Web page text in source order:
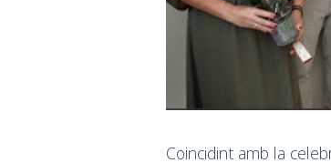
Coincidint amb la